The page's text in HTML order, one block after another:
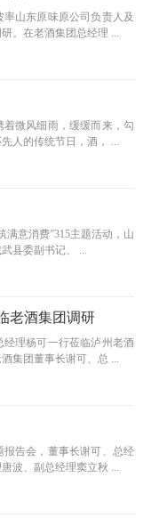
山东原味原公司负责人及
。在老酒集团总经理 ...
微风细雨，缓缓而来，勾
人的传统节日，酒， ...
满意消费”315主题活动，山
县委副书记、 ...
老酒集团调研
经理杨可一行莅临泸州老酒
集团董事长谢可、总 ...
告会，董事长谢可、总经
波、副总经理窦立秋 ...